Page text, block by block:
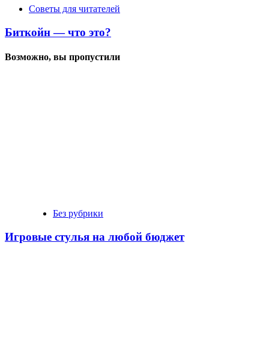
Советы для читателей
Биткойн — что это?
Возможно, вы пропустили
Без рубрики
Игровые стулья на любой бюджет